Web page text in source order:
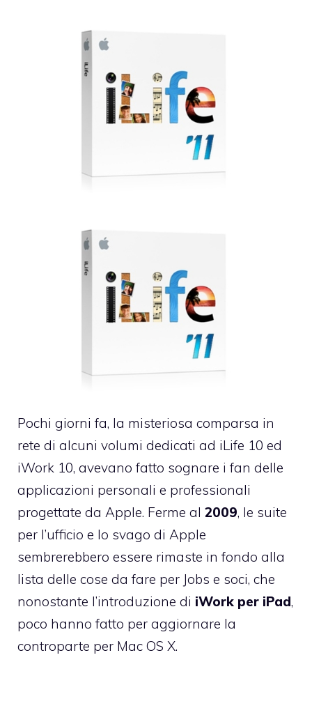
Pochi giorni fa, la misteriosa comparsa in
rete di alcuni volumi dedicati ad iLife 10 ed
iWork 10, avevano fatto sognare i fan delle
applicazioni personali e professionali
progettate da Apple. Ferme al 2009, le suite
per l’ufficio e lo svago di Apple
sembrerebbero essere rimaste in fondo alla
lista delle cose da fare per Jobs e soci, che
nonostante l’introduzione di iWork per iPad,
poco hanno fatto per aggiornare la
controparte per Mac OS X.